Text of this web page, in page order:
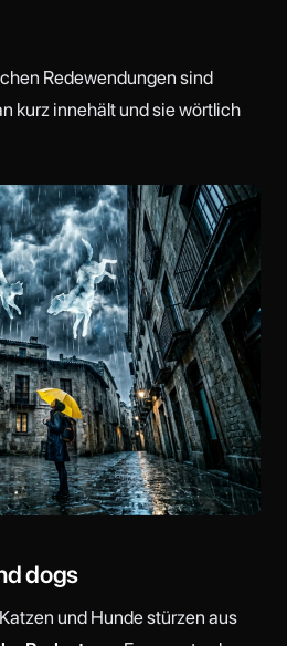
Redewendungen sind
kurz innehält und sie wörtlich
dogs
und Hunde stürzen aus